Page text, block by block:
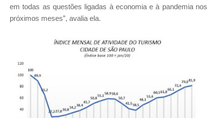
em todas as questões ligadas à economia e à pandemia nos
próximos meses”, avalia ela.